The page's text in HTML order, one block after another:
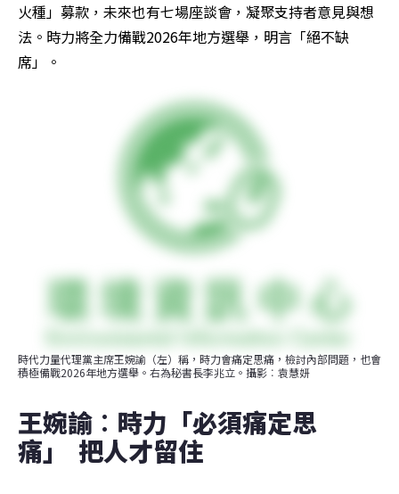
火種」募款，未來也有七場座談會，凝聚支持者意見與想
法。時力將全力備戰2026年地方選舉，明言「絕不缺
席」。
時代力量代理黨主席王婉諭（左）稱，時力會痛定思痛，檢討內部問題，也會
積極備戰2026年地方選舉。右為秘書長李兆立。攝影︰袁慧妍
王婉諭︰時力「必須痛定思
痛」  把人才留住